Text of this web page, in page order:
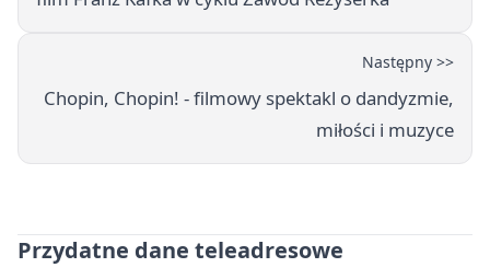
Następny >>
Chopin, Chopin! - filmowy spektakl o dandyzmie,
miłości i muzyce
Przydatne dane teleadresowe